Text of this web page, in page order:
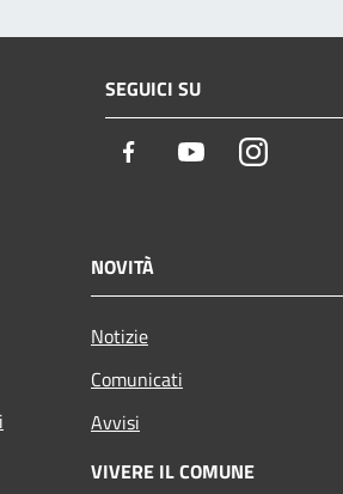
SEGUICI SU
Facebook YoutubeInstagram
NOVITÀ
Notizie
Comunicati
Avvisi
VIVERE IL COMUNE